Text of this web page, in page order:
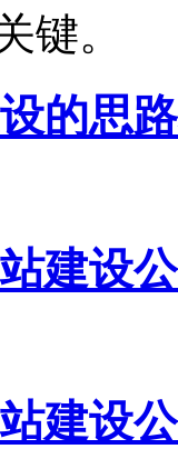
键。
的思
建设
建设